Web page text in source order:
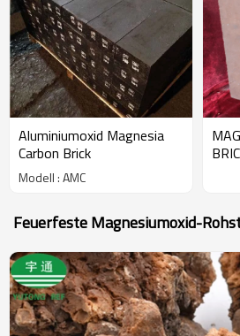
Aluminiumoxid Magnesia
Carbon Brick
Modell : AMC
Feuerfeste Magnesiumoxid-